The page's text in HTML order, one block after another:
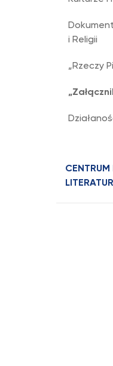
i Religii
„Rzeczy